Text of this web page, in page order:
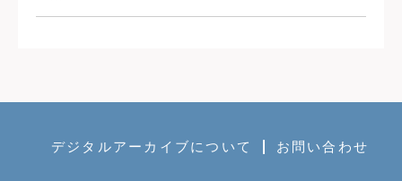
デジタルアーカイブについて お問い合わせ